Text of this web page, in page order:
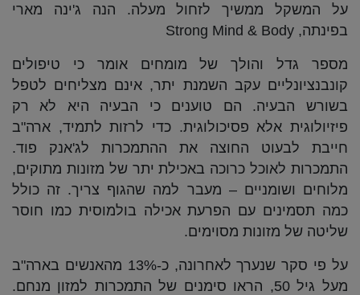
על המשקל ממשיך לזחול מעלה. הנה ג'ינה מארי
בפינתה, Strong Mind & Body
מספר גדל והולך של מומחים אומר כי טיפולים
קונבנציונליים עקב השמנת יתר, אינם מצליחים לטפל
בשורש הבעיה. הם טוענים כי הבעיה היא לא רק
פיזיולוגית אלא פסיכולוגית. כדי לרזות לתמיד, ארה"ב
חייבת לבעוט החוצה את ההתמכרות לג'אנק פוד.
התמכרות לאוכל כרוכה באכילת יתר של מזונות מתוקים,
מלוחים ושומניים – מעבר למה שהגוף צריך. זה כולל
כמה תסמינים עם הפרעת אכילה בולמוסית כמו חוסר
שליטה של מזונות מסוימים.
על פי סקר שנערך לאחרונה, כ-13% מהאנשים בארה"ב
מעל גיל 50, הראו סימנים של התמכרות למזון מנחם.